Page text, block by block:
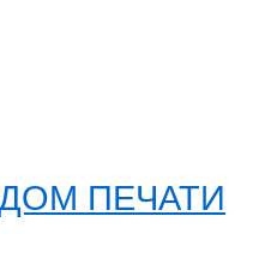
ПЕЧАТИ